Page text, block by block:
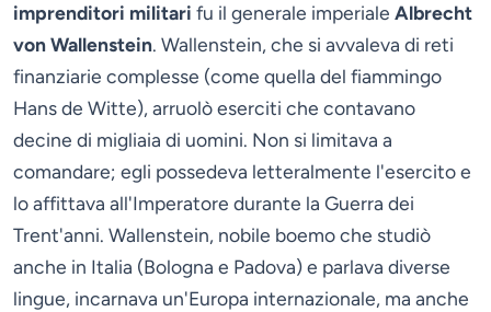
imprenditori militari fu il generale imperiale Albrecht
von Wallenstein. Wallenstein, che si avvaleva di reti
finanziarie complesse (come quella del fiammingo
Hans de Witte), arruolò eserciti che contavano
decine di migliaia di uomini. Non si limitava a
comandare; egli possedeva letteralmente l'esercito e
lo affittava all'Imperatore durante la Guerra dei
Trent'anni. Wallenstein, nobile boemo che studiò
anche in Italia (Bologna e Padova) e parlava diverse
lingue, incarnava un'Europa internazionale, ma anche